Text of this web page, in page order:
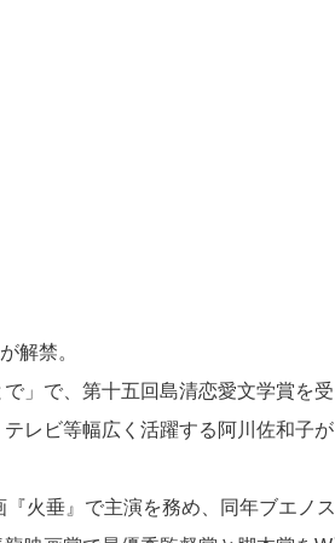
解禁。
」で、第十五回島清恋愛文学賞を受
レビ等幅広く活躍する阿川佐和子
火垂』で主演を務め、同年ブエノ